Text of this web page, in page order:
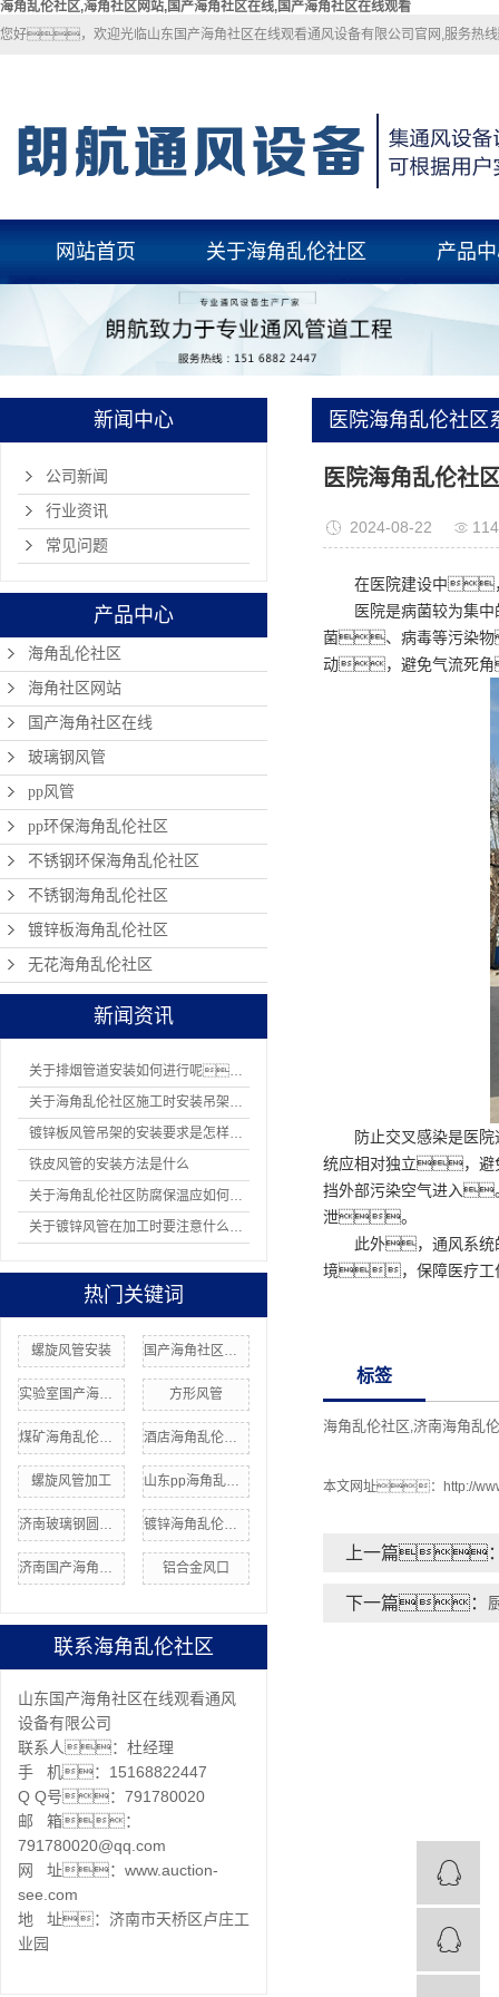
海角乱伦社区,海角社区网站,国产海角社区在线,国产海角社区在线观看
您好，欢迎光临山东国产海角社区在线观看通风设备有限公司官网,服务热
网站首页 关于海角乱伦社区
关于海角乱伦社区
产品
玻璃钢风
pp风管
新闻中心
公司新闻
行业资讯
常见问题
产品中心
海角乱伦社区
海角社区网站
国产海角社区在线
玻璃钢风管
pp风管
pp环保海角乱伦社区
不锈钢环保海角乱伦社区
不锈钢海角乱伦社区
镀锌板海角乱伦社区
无花海角乱伦社区
新闻资讯
关于排烟管道安装如何进行呢？
关于海角乱伦社区施工时安装吊架有哪8项规定
镀锌板风管吊架的安装要求是怎样的？
铁皮风管的安装方法是什么
关于海角乱伦社区防腐保温应如何操作
关于镀锌风管在加工时要注意什么问题
热门关键词
螺旋风管安装
方形风管
螺旋风管加工
铝合金风口
联系海角乱伦社区
山东国产海角社区在线观看通风
设备有限公司
联系人：杜经理
手 机：15168822447
Q Q号：791780020
邮 箱：
791780020@qq.com
网 址：www.auction-
see.com
地 址：济南市天桥区卢庄工
业园
医院海角乱伦社区
需求
医院海角乱伦社
2024-08-22
在医院建设中
医院是病菌较为集
菌、病毒等污染
动，避免气流死
防止交叉感染是
统应相对独立，避
挡外部污染空气进入
泄。
此外，通风系统
境，保障医疗工
标签
海角乱伦社区 济南海角乱
本文网址： http://
上一篇
下一篇：